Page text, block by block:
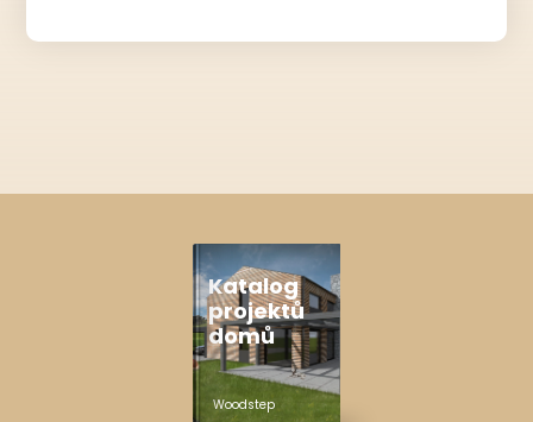
Katalog
projektů
domů
Woodstep